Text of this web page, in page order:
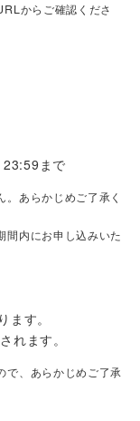
からご確認くださ
まで
あらかじめご了承く
間内にお申し込みいた
す。
れます。
で、あらかじめご了承